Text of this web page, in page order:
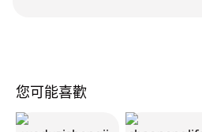
您可能喜歡